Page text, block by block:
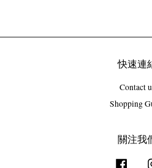
快速連
Contact
Shopping
關注我